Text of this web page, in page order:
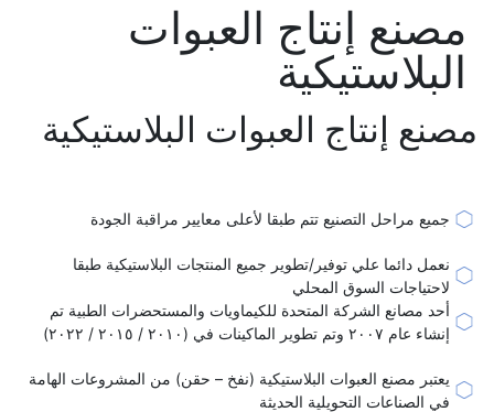
مصنع إنتاج العبوات
البلاستيكية
مصنع إنتاج العبوات البلاستيكية
أحد مصانع الشركة المتحدة للكيماويات والمستحضرات الطبية تم
إنشاء عام ٢٠٠٧ وتم تطوير الماكينات في (٢٠١٠ / ٢٠١٥ / ٢٠٢٢)
يعتبر مصنع العبوات البلاستيكية (نفخ – حقن) من المشروعات الهامة
في الصناعات التحويلية الحديثة
جميع مراحل التصنيع تتم طبقا لأعلى معايير مراقبة الجودة
نعمل دائما علي توفير/تطوير جميع المنتجات البلاستيكية طبقا
لاحتياجات السوق المحلي